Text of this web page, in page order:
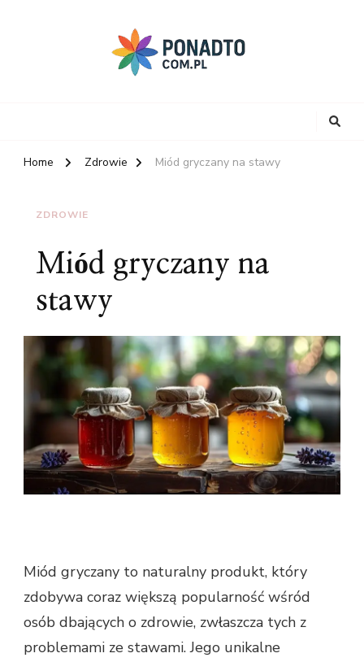
Home Zdrowie Miód gryczany na stawy
ZDROWIE
Miód gryczany na
stawy
Miód gryczany to naturalny produkt, który
zdobywa coraz większą popularność wśród
osób dbających o zdrowie, zwłaszcza tych z
problemami ze stawami. Jego unikalne